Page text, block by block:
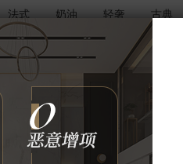
法式 奶油 轻奢 古典
厨房 庭院 儿童房